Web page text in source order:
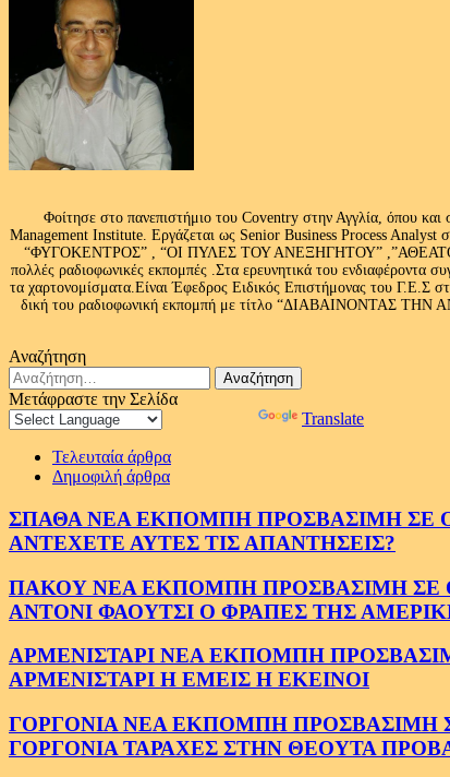
Φοίτησε στο πανεπιστήμιο του Coventry στην Αγγλία, όπου
Management Institute. Εργάζεται ως Senior Business Process
“ΦΥΓΟΚΕΝΤΡΟΣ” , “ΟΙ ΠΥΛΕΣ ΤΟΥ ΑΝΕΞΗΓΗΤΟΥ”
πολλές ραδιοφωνικές εκπομπές .Στα ερευνητικά του ενδιαφέροντα
τα χαρτονομίσματα.Είναι Έφεδρος Ειδικός Επιστήμονας του
δική του ραδιοφωνική εκπομπή με τίτλο “ΔΙΑΒΑΙΝΟΝΤΑΣ ΤΗΝ
Αναζήτηση
Αναζήτηση
για:
Μετάφραστε την Σελίδα
Translate
Τελευταία άρθρα
Δημοφιλή άρθρα
ΣΠΑΘΑ ΝΕΑ ΕΚΠΟΜΠΗ ΠΡΟΣΒΑΣΙΜΗ ΣΕ
ΑΝΤΕΧΕΤΕ ΑΥΤΕΣ ΤΙΣ ΑΠΑΝΤΗΣΕΙΣ?
ΠΑΚΟΥ ΝΕΑ ΕΚΠΟΜΠΗ ΠΡΟΣΒΑΣΙΜΗ ΣΕ
ΑΝΤΟΝΙ ΦΑΟΥΤΣΙ Ο ΦΡΑΠΕΣ ΤΗΣ
ΑΡΜΕΝΙΣΤΑΡΙ ΝΕΑ ΕΚΠΟΜΠΗ
ΑΡΜΕΝΙΣΤΑΡΙ Η ΕΜΕΙΣ Η ΕΚΕΙΝΟΙ
ΓΟΡΓΟΝΙΑ ΝΕΑ ΕΚΠΟΜΠΗ ΠΡΟΣΒΑΣΙΜΗ
ΓΟΡΓΟΝΙΑ ΤΑΡΑΧΕΣ ΣΤΗΝ ΘΕΟΥΤΑ